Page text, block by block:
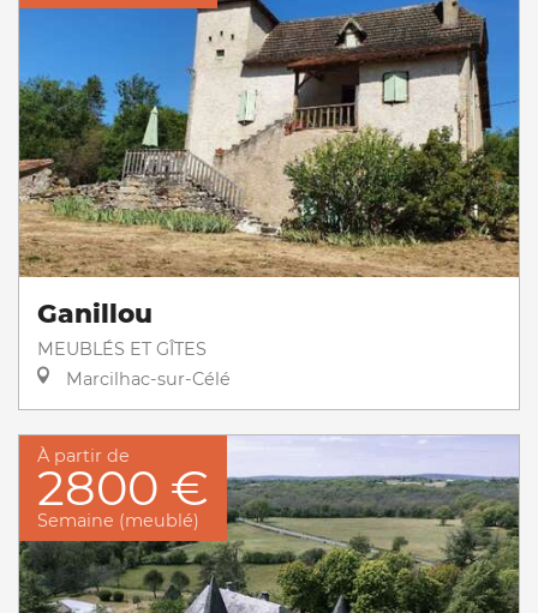
Ganillou
MEUBLÉS ET GÎTES
Marcilhac-sur-Célé
À partir de
2800 €
Semaine (meublé)